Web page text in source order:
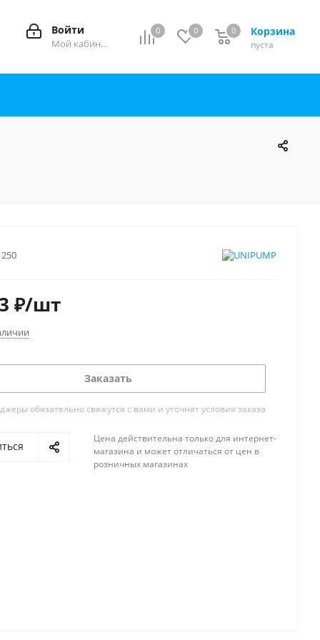
0 0 Корзина
0
пуста
0
Войти
Мой кабинет
₽/шт
Заказать
обязательно свяжутся с вами и уточнят условия заказа
Цена действительна только для интернет-
магазина и может отличаться от цен в
розничных магазинах